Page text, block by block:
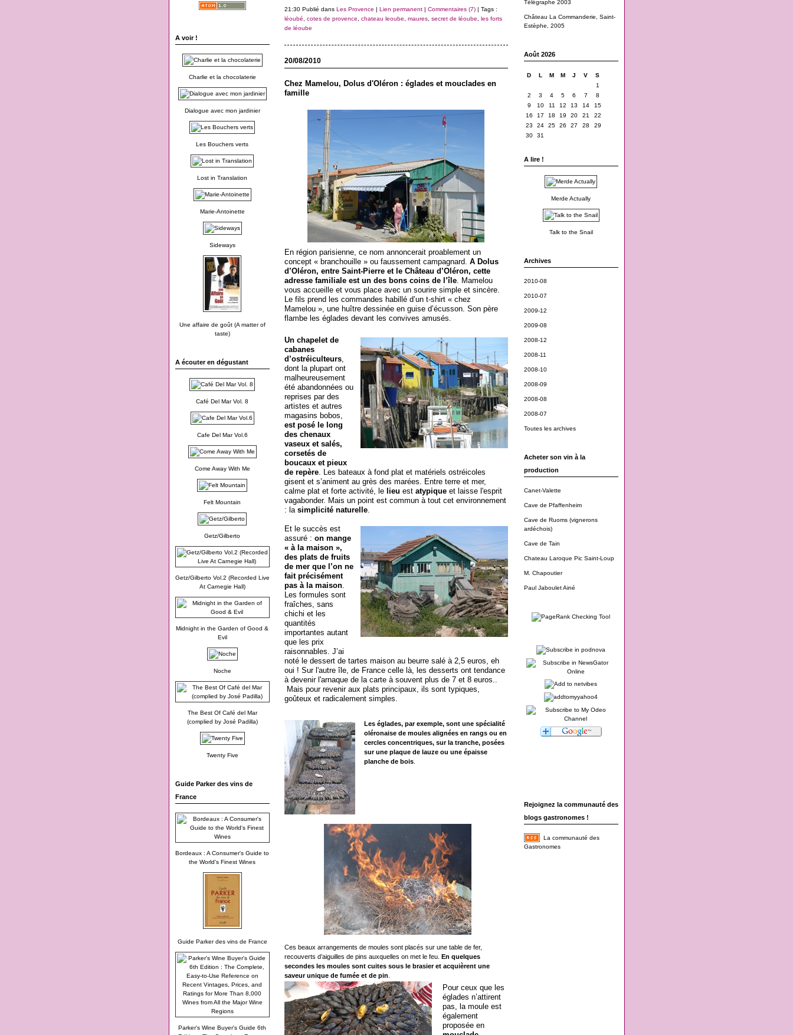
A voir !
Charlie et la chocolaterie
Dialogue avec mon jardinier
Les Bouchers verts
Lost in Translation
Marie-Antoinette
Sideways
Une affaire de goût (A matter of
taste)
A écouter en dégustant
Café Del Mar Vol. 8
Cafe Del Mar Vol.6
Come Away With Me
Felt Mountain
Getz/Gilberto
Getz/Gilberto Vol.2 (Recorded Live
At Carnegie Hall)
Midnight in the Garden of Good &
Evil
Noche
The Best Of Café del Mar
(complied by José Padilla)
Twenty Five
Guide Parker des vins de
France
Bordeaux : A Consumer's Guide to
the World's Finest Wines
Guide Parker des vins de France
Parker's Wine Buyer's Guide 6th
Télégraphe 2003
Château La Commanderie, Saint-
Estèphe, 2005
Août 2026
D L M M J V
S
1
2
3 4 5 6 7
8
9
10 11 12 13 14
15
16
17 18 19 20 21
22
23
24 25 26 27 28
29
30
31
A lire !
Merde Actually
Talk to the Snail
Archives
2010-08
2010-07
2009-12
2009-08
2008-12
2008-11
2008-10
2008-09
2008-08
2008-07
Toutes les archives
Acheter son vin à la
production
Canet-Valette
Cave de Pfaffenheim
Cave de Ruoms (vignerons
ardéchois)
Cave de Tain
Chateau Laroque Pic Saint-Loup
M. Chapoutier
Paul Jaboulet Ainé
Rejoignez la communauté des
blogs gastronomes !
La communauté des
Gastronomes
21:30 Publié dans Les Provence | Lien permanent| Commentaires (7)| Tags :
léoubé
cotes de provence chateau leoube maures, secret de léoube
les forts
de léoube
20/08/2010
Chez Mamelou, Dolus d'Oléron : églades et mouclades en
famille
En région parisienne, ce nom annoncerait proablement un
concept « branchouille » ou faussement campagnard. A Dolus
d’Oléron, entre Saint-Pierre et le Château d’Oléron, cette
adresse familiale est un des bons coins de l’île. Mamelou
vous accueille et vous place avec un sourire simple et sincère.
Le fils prend les commandes habillé d’un t-shirt « chez
Mamelou », une huître dessinée en guise d’écusson. Son père
flambe les églades devant les convives amusés.
Un chapelet de
cabanes
d’ostréiculteurs,
dont la plupart ont
malheureusement
été abandonnées ou
reprises par des
artistes et autres
magasins bobos,
est posé le long
des chenaux
vaseux et salés,
corsetés de
boucaux et pieux
de repère. Les bateaux à fond plat et matériels ostréicoles
gisent et s’animent au grès des marées. Entre terre et mer,
calme plat et forte activité, le lieu est atypiqueet laisse l'esprit
vagabonder. Mais un point est commun à tout cet environnement
: la simplicité naturelle.
Et le succès est
assuré : on mange
« à la maison »,
des plats de fruits
de mer que l’on ne
fait précisément
pas à la maison.
Les formules sont
fraîches, sans
chichi et les
quantités
importantes autant
que les prix
raisonnables. J’ai
noté le dessert de tartes maison au beurre salé à 2,5 euros, eh
oui ! Sur l'autre île, de France celle là, les desserts ont tendance
à devenir l'arnaque de la carte à souvent plus de 7 et 8 euros..
Mais pour revenir aux plats principaux, ils sont typiques,
goûteux et radicalement simples.
Les églades, par exemple, sont une spécialité
oléronaise de moules alignées en rangs ou en
cercles concentriques, sur la tranche, posées
sur une plaque de lauze ou une épaisse
planche de bois
Ces beaux arrangements de moules sont placés sur une table de fer,
recouverts d’aiguilles de pins auxquelles on met le feu. En quelques
secondes les moules sont cuites sous le brasier et acquièrent une
saveur unique de fumée et de pin
Pour ceux que les
églades n’attirent
pas, la moule est
également
proposée en